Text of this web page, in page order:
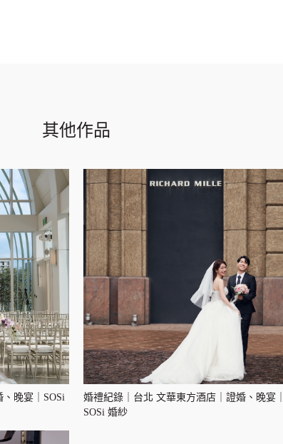
其他作品
晚宴｜SOSi
婚禮紀錄｜台北 文華東方酒店｜證婚、晚宴｜
SOSi 婚紗